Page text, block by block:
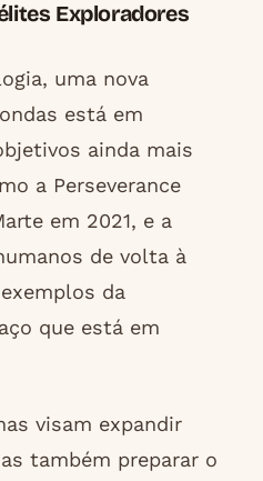
Exploradores
uma nova
está em
ainda mais
a Perseverance
em 2021, e a
de volta à
da
que está em
visam expandir
também preparar o